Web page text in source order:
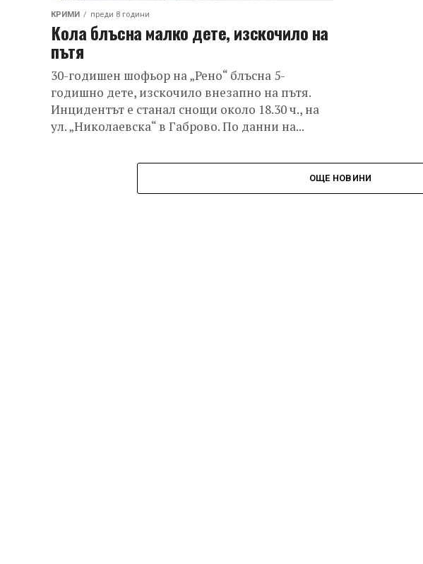
КРИМИ преди 8 години
Кола блъсна малко дете, изскочило на
пътя
30-годишен шофьор на „Рено“ блъсна 5-
годишно дете, изскочило внезапно на пътя.
Инцидентът е станал снощи около 18.30 ч., на
ул. „Николаевска“ в Габрово. По данни на...
ОЩЕ НОВИНИ